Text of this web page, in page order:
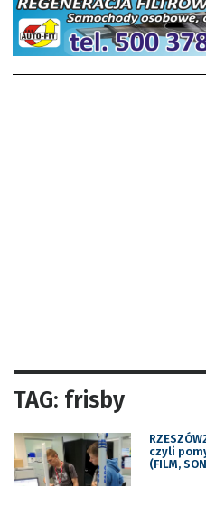
TAG: frisby
czyli
(FILM,